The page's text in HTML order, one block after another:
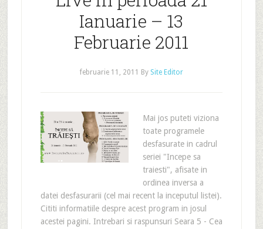
Ianuarie – 13
Februarie 2011
februarie 11, 2011 By Site Editor
Mai jos puteti viziona
toate programele
desfasurate in cadrul
seriei "Incepe sa
traiesti", afisate in
ordinea inversa a
datei desfasurarii (cel mai recent la inceputul listei).
Cititi informatiile despre acest program in josul
acestei pagini. Intrebari si raspunsuri Seara 5 - Cea